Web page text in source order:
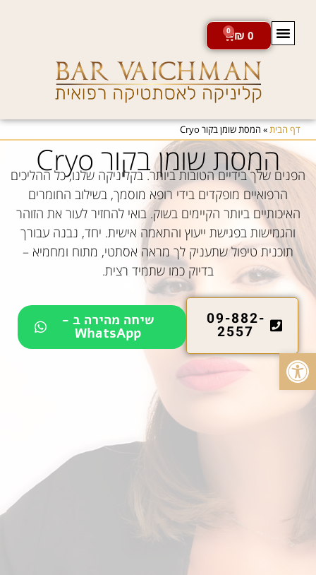
פתח סרגל נגישות
₪ 0
0
דף הבית» המסת שומן בקור Cryo
המסת שומן בקור Cryo
הפנים שלך בידיים הטובות ביותר. בקליניקה שלנו, כל ההליכים
הרפואיים מופקדים בידי רופא מוסמך, בשילוב החומרים
האיכותיים ביותר הקיימים בשוק. בואי להחזיר לעור את הזוהר
והגמישות בפגישת ייעוץ והתאמה אישית. יחד, נבנה עבורך
תוכנית טיפול שתעניק לך מראה אסתטי, מתוח ומחמיא –
בדיוק כמו שתמיד רצית.
09-882-
2557
שיחה מהירה ב -
WhatsApp